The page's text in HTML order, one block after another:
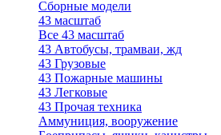
Сборные модели
43 масштаб
Все 43 масштаб
43 Автобусы, трамваи, жд
43 Грузовые
43 Пожарные машины
43 Легковые
43 Прочая техника
Аммуниция, вооружение